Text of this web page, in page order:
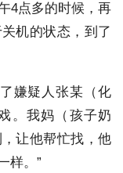
4点多的时候，再
机的状态，到了
嫌疑人张某（化
。我妈（孩子奶
让他帮忙找，他
样。”